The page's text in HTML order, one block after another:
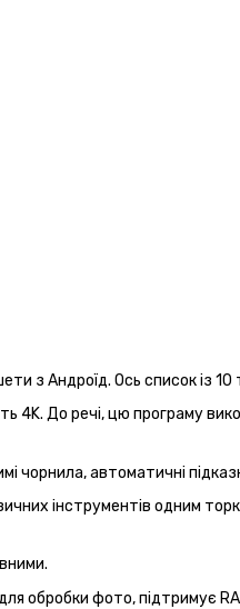
з Андроїд. Ось список із 10
4K. До речі, цю програму
чорнила, автоматичні
інструментів одним
обробки фото, підтримує